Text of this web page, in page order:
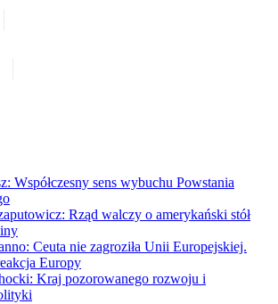
Współczesny sens wybuchu Powstania
Rząd walczy o amerykański stół
Ceuta nie zagroziła Unii Europejskiej.
Europy
Kraj pozorowanego rozwoju i